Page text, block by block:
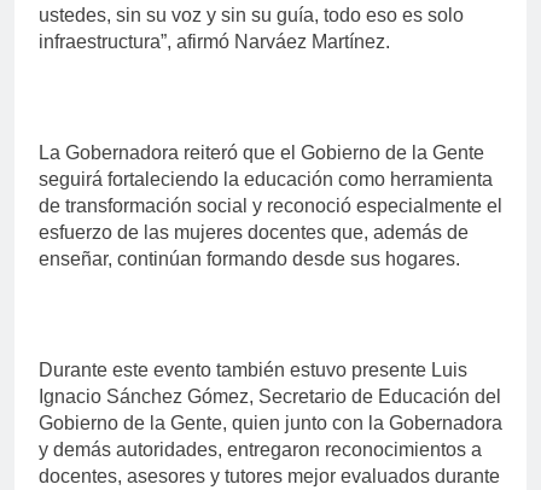
ustedes, sin su voz y sin su guía, todo eso es solo
infraestructura”, afirmó Narváez Martínez.
La Gobernadora reiteró que el Gobierno de la Gente
seguirá fortaleciendo la educación como herramienta
de transformación social y reconoció especialmente el
esfuerzo de las mujeres docentes que, además de
enseñar, continúan formando desde sus hogares.
Durante este evento también estuvo presente Luis
Ignacio Sánchez Gómez, Secretario de Educación del
Gobierno de la Gente, quien junto con la Gobernadora
y demás autoridades, entregaron reconocimientos a
docentes, asesores y tutores mejor evaluados durante